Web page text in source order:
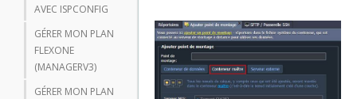
AVEC ISPCONFIG
GÉRER MON PLAN
FLEXONE
(MANAGERV3)
GÉRER MON PLAN